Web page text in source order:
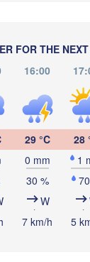
FOR THE
16:00
29 °C
0 mm
30 %
W
7 km/h
28
1
5
L